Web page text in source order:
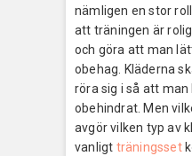
nämligen en stor
att träningen är
och göra att man
obehag. Kläderna
röra sig i så att man
obehindrat. Men
avgör vilken typ av
vanligt träningsset